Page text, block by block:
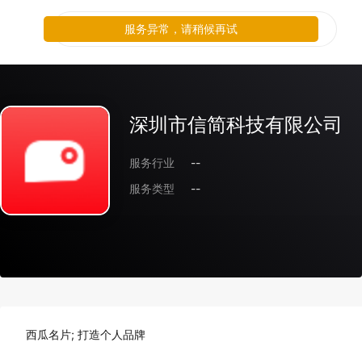
深圳市信简科技有限公司
服务行业
--
服务类型
--
西瓜名片; 打造个人品牌
服务异常，请稍候再试